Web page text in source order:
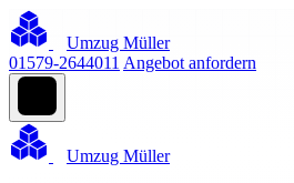
Umzug Müller
01579-2644011 Angebot anfordern
Umzug Müller